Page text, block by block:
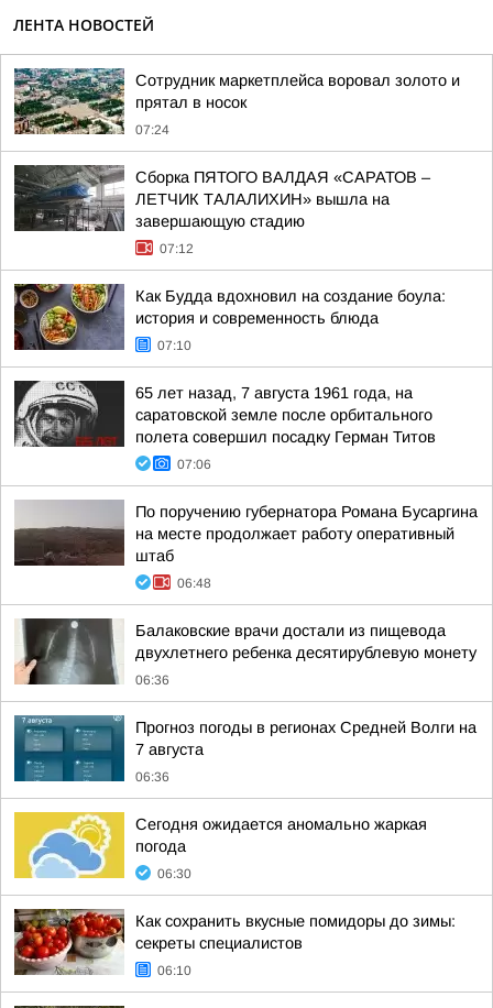
ЛЕНТА НОВОСТЕЙ
Сотрудник маркетплейса воровал золото и
прятал в носок
07:24
Сборка ПЯТОГО ВАЛДАЯ «САРАТОВ –
ЛЕТЧИК ТАЛАЛИХИН» вышла на
завершающую стадию
07:12
Как Будда вдохновил на создание боула:
история и современность блюда
07:10
65 лет назад, 7 августа 1961 года, на
саратовской земле после орбитального
полета совершил посадку Герман Титов
07:06
По поручению губернатора Романа Бусаргина
на месте продолжает работу оперативный
штаб
06:48
Балаковские врачи достали из пищевода
двухлетнего ребенка десятирублевую монету
06:36
Прогноз погоды в регионах Средней Волги на
7 августа
06:36
Сегодня ожидается аномально жаркая
погода
06:30
Как сохранить вкусные помидоры до зимы:
секреты специалистов
06:10